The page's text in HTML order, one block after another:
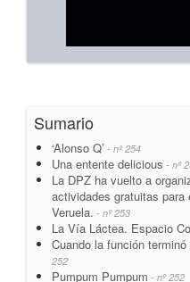
Sumario
‘Alonso Q’ - nº 254
Una entente delicious - nº
La DPZ ha vuelto a
actividades gratuitas
Veruela. - nº 253
La Vía Láctea. Espacio
Cuando la función
252
Pumpum Pumpum - nº 252